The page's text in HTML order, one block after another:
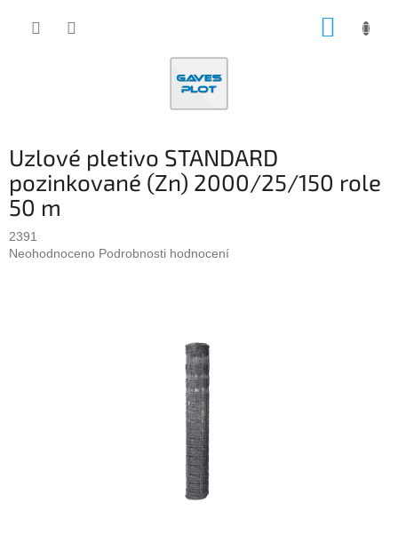
Uzlové pletivo STANDARD
pozinkované (Zn) 2000/25/150 role
50 m
2391
Průměrné
Neohodnoceno Podrobnosti hodnocení